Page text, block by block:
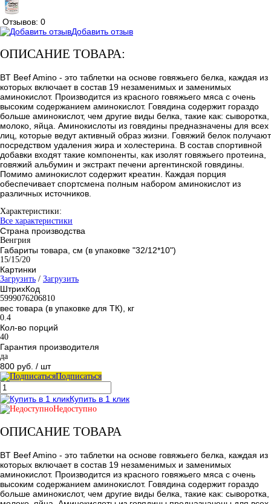
Отзывов: 0
Добавить отзыв
ОПИСАНИЕ ТОВАРА:
BT Beef Amino - это таблетки на основе говяжьего белка, каждая из
которых включает в состав 19 незаменимых и заменимых
аминокислот. Производится из красного говяжьего мяса с очень
высоким содержанием аминокислот. Говядина содержит гораздо
больше аминокислот, чем другие виды белка, такие как: сыворотка,
молоко, яйца. Аминокислоты из говядины предназначены для всех
лиц, которые ведут активный образ жизни. Говяжий белок получают
посредством удаления жира и холестерина. В состав спортивной
добавки входят такие компоненты, как изолят говяжьего протеина,
говяжий альбумин и экстракт печени аргентинской говядины.
Помимо аминокислот содержит креатин. Каждая порция
обеспечивает спортсмена полным набором аминокислот из
различных источников.
Характеристики:
Все характеристики
Страна производства
Венгрия
Габариты товара, см (в упаковке "32/12*10")
15/15/20
Картинки
Загрузить / Загрузить
ШтрихКод
5999076206810
вес товара (в упаковке для ТК), кг
0.4
Кол-во порций
40
Гарантия производителя
да
800 руб. / шт
Подписаться
Купить в 1 клик
Недоступно
ОПИСАНИЕ ТОВАРА
BT Beef Amino - это таблетки на основе говяжьего белка, каждая из
которых включает в состав 19 незаменимых и заменимых
аминокислот. Производится из красного говяжьего мяса с очень
высоким содержанием аминокислот. Говядина содержит гораздо
больше аминокислот, чем другие виды белка, такие как: сыворотка,